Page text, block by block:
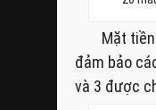
Mặt
đảm bảo
và 3 được